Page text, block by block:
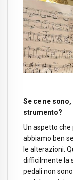
Se ce ne
strumento?
Un aspetto che
abbiamo ben
le alterazioni.
difficilmente la
pedali non